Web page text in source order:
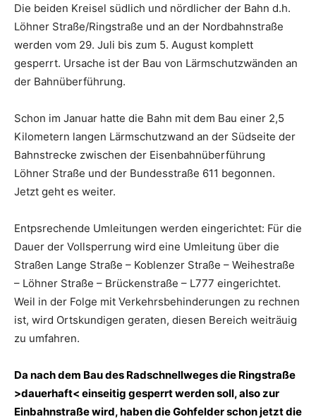
Die beiden Kreisel südlich und nördlicher der Bahn d.h.
Löhner Straße/Ringstraße und an der Nordbahnstraße
werden vom 29. Juli bis zum 5. August komplett
gesperrt. Ursache ist der Bau von Lärmschutzwänden an
der Bahnüberführung.
Schon im Januar hatte die Bahn mit dem Bau einer 2,5
Kilometern langen Lärmschutzwand an der Südseite der
Bahnstrecke zwischen der Eisenbahnüberführung
Löhner Straße und der Bundesstraße 611 begonnen.
Jetzt geht es weiter.
Entpsrechende Umleitungen werden eingerichtet: Für die
Dauer der Vollsperrung wird eine Umleitung über die
Straßen Lange Straße – Koblenzer Straße – Weihestraße
– Löhner Straße – Brückenstraße – L777 eingerichtet.
Weil in der Folge mit Verkehrsbehinderungen zu rechnen
ist, wird Ortskundigen geraten, diesen Bereich weiträuig
zu umfahren.
Da nach dem Bau des Radschnellweges die Ringstraße
>dauerhaft< einseitig gesperrt werden soll, also zur
Einbahnstraße wird, haben die Gohfelder schon jetzt die